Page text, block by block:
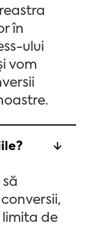
în
ului
vom
limita de